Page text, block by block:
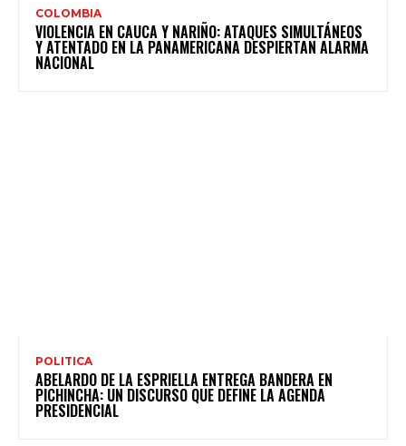
COLOMBIA
VIOLENCIA EN CAUCA Y NARIÑO: ATAQUES SIMULTÁNEOS
Y ATENTADO EN LA PANAMERICANA DESPIERTAN ALARMA
NACIONAL
POLITICA
ABELARDO DE LA ESPRIELLA ENTREGA BANDERA EN
PICHINCHA: UN DISCURSO QUE DEFINE LA AGENDA
PRESIDENCIAL